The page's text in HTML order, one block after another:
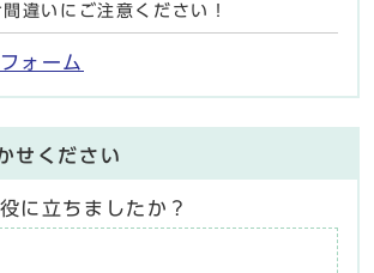
違いにご注意ください！
ォーム
せください
に立ちましたか？